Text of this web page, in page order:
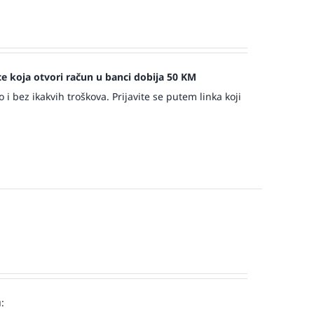
koja otvori račun u banci dobija 50 KM
bez ikakvih troškova. Prijavite se putem linka koji